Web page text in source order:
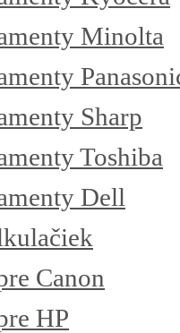
Minolta
Sharp
Toshiba
Dell
Canon
HP